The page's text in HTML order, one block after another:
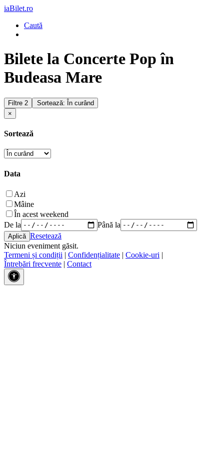
iaBilet.ro
Caută
Bilete la Concerte Pop în
Budeasa Mare
Filtre 2
Sortează: În curând
×
Sortează
Data
Azi
Mâine
În acest weekend
De la
Până la
Resetează
Niciun eveniment găsit.
Termeni și condiții | Confidențialitate | Cookie-uri |
Întrebări frecvente | Contact